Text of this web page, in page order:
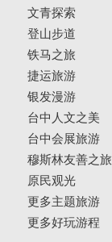
文青探索
登山步道
铁马之旅
捷运旅游
银发漫游
台中人文之美
台中会展旅游
穆斯林友善之旅
原民观光
更多主题旅游
更多好玩游程